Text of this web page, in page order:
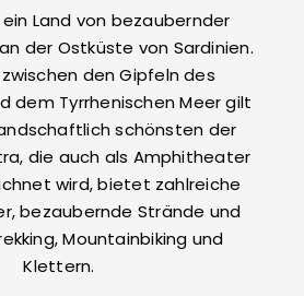
Land von bezaubernder
der Ostküste von Sardinien.
den Gipfeln des
dem Tyrrhenischen Meer gilt
schönsten der
die auch als Amphitheater
wird, bietet zahlreiche
bezaubernde Strände und
Mountainbiking und
Klettern.